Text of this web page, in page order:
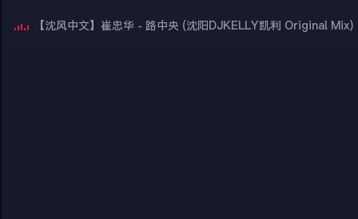
【沈风中文】崔忠华 - 路中央 (沈阳DJKELLY凯利 Original Mix)